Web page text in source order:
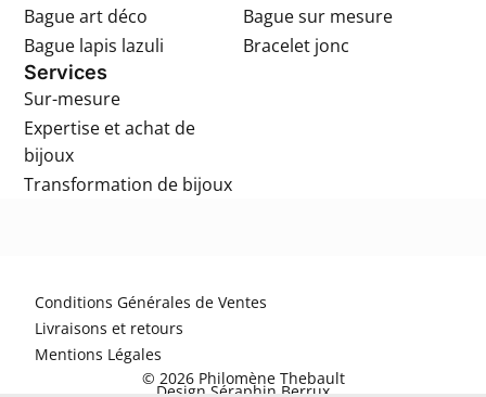
Bague art déco
Bague lapis lazuli
Bague sur mesure
Bracelet jonc
Services
Sur-mesure
Expertise et achat de
bijoux
Transformation de bijoux
Conditions Générales de Ventes
Livraisons et retours
Mentions Légales
© 2026 Philomène Thebault
Design Séraphin Berrux